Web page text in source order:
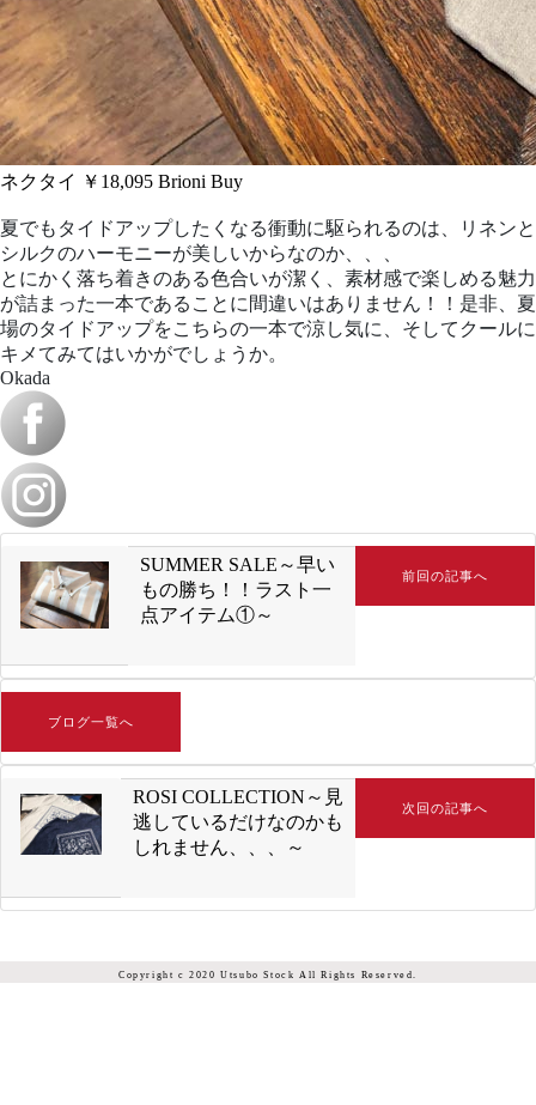
ネクタイ ￥18,095 Brioni Buy
夏でもタイドアップしたくなる衝動に駆られるのは、リネンと
シルクのハーモニーが美しいからなのか、、、
とにかく落ち着きのある色合いが潔く、素材感で楽しめる魅力
が詰まった一本であることに間違いはありません！！是非、夏
場のタイドアップをこちらの一本で涼し気に、そしてクールに
キメてみてはいかがでしょうか。
Okada
SUMMER SALE～早い
もの勝ち！！ラスト一
点アイテム①～
前回の記事へ
ブログ一覧へ
ROSI COLLECTION～見
逃しているだけなのかも
しれません、、、～
次回の記事へ
Copyright c 2020 Utsubo Stock All Rights Reserved.